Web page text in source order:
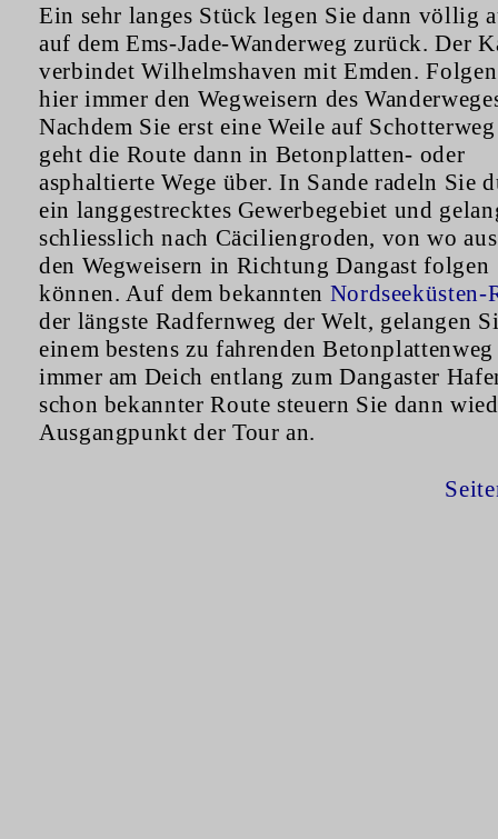
Ein sehr langes Stück legen Sie dann völlig
auf dem Ems-Jade-Wanderweg zurück. Der
verbindet Wilhelmshaven mit Emden.
hier immer den Wegweisern des
Nachdem Sie erst eine Weile auf
geht die Route dann in Betonplatten- oder
asphaltierte Wege über. In Sande radeln Sie
ein langgestrecktes Gewerbegebiet und
schliesslich nach Cäciliengroden, von wo
den Wegweisern in Richtung Dangast folgen
können. Auf dem bekannten Nordseeküsten-
der längste Radfernweg der Welt, gelangen
einem bestens zu fahrenden
immer am Deich entlang zum Dangaster
schon bekannter Route steuern Sie dann
Ausgangpunkt der Tour an.